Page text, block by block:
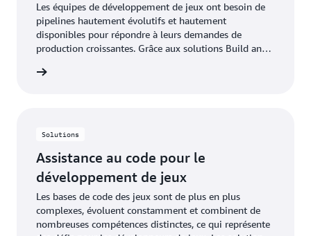
Les équipes de développement de jeux ont besoin de
pipelines hautement évolutifs et hautement
disponibles pour répondre à leurs demandes de
production croissantes. Grâce aux solutions Build and
développement peuvent créer, tester et publier des
œuvre ces solutions, les entreprises peuvent réduire le
Solutions
Assistance au code pour le
développement de jeux
Les bases de code des jeux sont de plus en plus
complexes, évoluent constamment et combinent de
nombreuses compétences distinctes, ce qui représente